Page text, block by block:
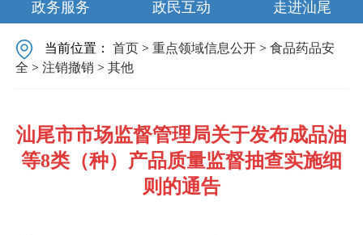
政务服务
政民互动 走进汕尾
当前位置：首页 >重点领域信息公开 >食品药品安
全 >注销撤销 >其他
汕尾市市场监督管理局关于发布成品油
等8类（种）产品质量监督抽查实施细
则的通告